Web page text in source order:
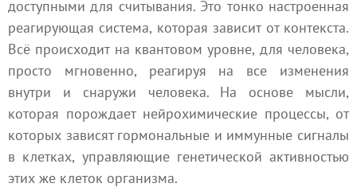
доступными для считывания. Это тонко настроенная
реагирующая система, которая зависит от контекста.
Всё происходит на квантовом уровне, для человека,
просто мгновенно, реагируя на все изменения
внутри и снаружи человека. На основе мысли,
которая порождает нейрохимические процессы, от
которых зависят гормональные и иммунные сигналы
в клетках, управляющие генетической активностью
этих же клеток организма.